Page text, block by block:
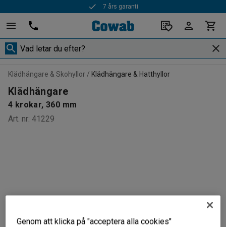
7 års garanti
Klädhängare & Skohyllor Klädhängare & Hatthyllor
Klädhängare
4 krokar, 360 mm
Art. nr: 41229
Genom att klicka på "acceptera alla cookies"